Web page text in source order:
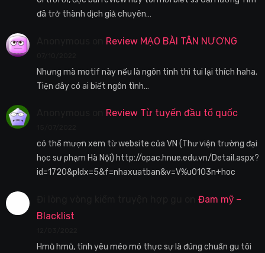
đã trở thành dịch giả chuyên…
Review MẠO BÀI TÂN NƯƠNG
Nhưng mà motif này nếu là ngôn tình thì tui lại thích haha.
Tiện đây có ai biết ngôn tình…
Review Từ tuyến đầu tổ quốc
có thể mượn xem từ website của VN (Thư viện trường đại
học sư phạm Hà Nội) http://opac.hnue.edu.vn/Detail.aspx?
id=1720&pIdx=5&f=nhaxuatban&v=V%u0103n+hoc
Đam mỹ –
Blacklist
Hmũ hmũ, tình yêu méo mó thực sự là đúng chuẩn gu tôi